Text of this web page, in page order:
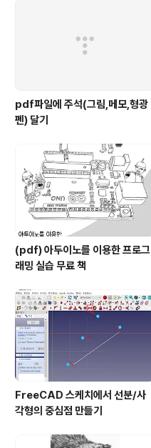
pdf파일에 주석(그림,메모,형광
펜) 달기
(pdf) 아두이노를 이용한 프로그
래밍 실습 무료 책
FreeCAD 스케치에서 선분/사
각형의 중심점 만들기